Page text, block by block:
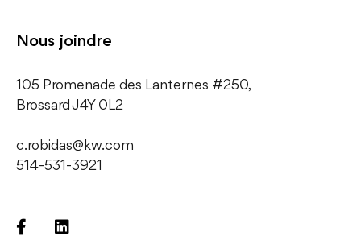
Nous joindre
105 Promenade des Lanternes #250,
​Brossard J4Y 0L2
c.robidas@kw.com
514-531-3921